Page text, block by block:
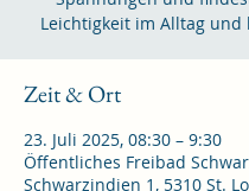
Leichtigkeit im Alltag und
Zeit & Ort
23. Juli 2025, 08:30 – 9:30
Öffentliches Freibad
Schwarzindien 1, 5310 St.